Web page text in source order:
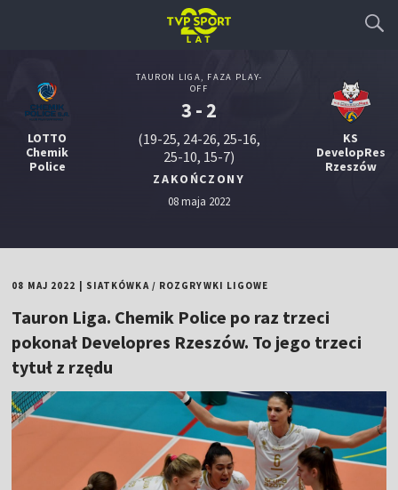
LOTTO
Chemik
Police
TAURON LIGA, FAZA PLAY-
OFF
3 - 2
(19-25, 24-26, 25-16,
25-10, 15-7)
ZAKOŃCZONY
08 maja 2022
KS
DevelopRes
Rzeszów
08 MAJ 2022 SIATKÓWKA/ ROZGRYWKI LIGOWE
Tauron Liga. Chemik Police po raz trzeci
pokonał Developres Rzeszów. To jego trzeci
tytuł z rzędu